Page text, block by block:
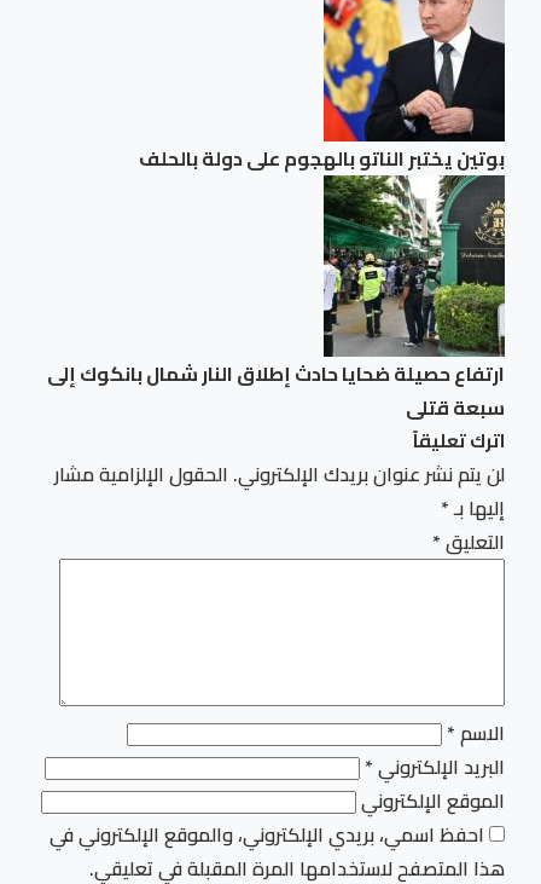
بوتين يختبر الناتو بالهجوم على دولة بالحلف
ارتفاع حصيلة ضحايا حادث إطلاق النار شمال بانكوك إلى
سبعة قتلى
اترك تعليقاً
لن يتم نشر عنوان بريدك الإلكتروني. الحقول الإلزامية مشار
إليها بـ*
التعليق*
الاسم*
البريد الإلكتروني*
الموقع الإلكتروني
احفظ اسمي، بريدي الإلكتروني، والموقع الإلكتروني في
هذا المتصفح لاستخدامها المرة المقبلة في تعليقي.